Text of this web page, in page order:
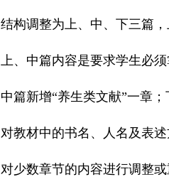
结构调整为上、中、下三篇
上、中篇内容是要求学生必
中篇新增“养生类文献”一章；
对教材中的书名、人名及表
对少数章节的内容进行调整